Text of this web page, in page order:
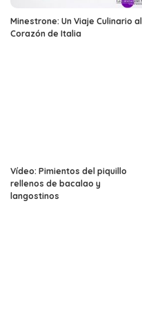
Minestrone: Un Viaje Culinario al
Corazón de Italia
Vídeo: Pimientos del piquillo
rellenos de bacalao y
langostinos